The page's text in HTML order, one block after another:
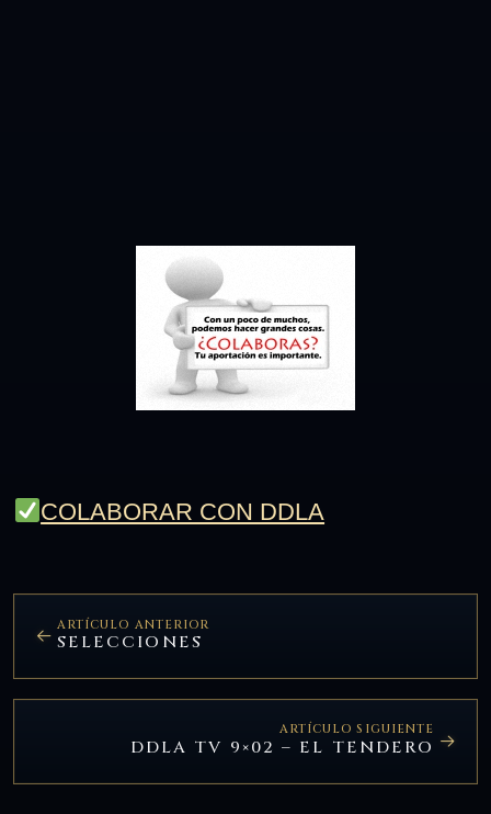
COLABORAR CON DDLA
ARTÍCULO ANTERIOR
SELECCIONES
ARTÍCULO SIGUIENTE
DDLA TV 9×02 – EL TENDERO